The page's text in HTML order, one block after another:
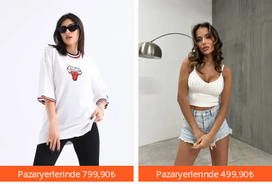
Pazaryerlerinde799,90₺
Pazaryerlerinde499,90₺